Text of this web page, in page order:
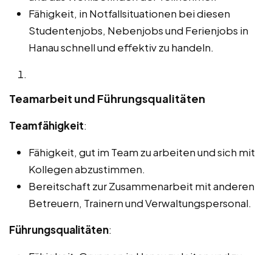
Fähigkeit, in Notfallsituationen bei diesen
Studentenjobs, Nebenjobs und Ferienjobs in
Hanau schnell und effektiv zu handeln.
Teamarbeit und Führungsqualitäten
Teamfähigkeit:
Fähigkeit, gut im Team zu arbeiten und sich mit
Kollegen abzustimmen.
Bereitschaft zur Zusammenarbeit mit anderen
Betreuern, Trainern und Verwaltungspersonal.
Führungsqualitäten: